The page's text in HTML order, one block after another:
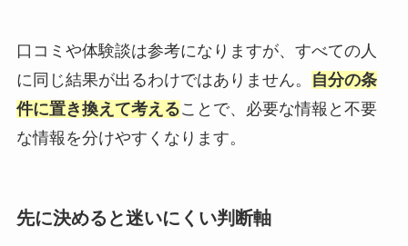
口コミや体験談は参考になりますが、すべての人
に同じ結果が出るわけではありません。
自分の条
件に置き換えて考えることで、必要な情報と不要
な情報を分けやすくなります。
先に決めると迷いにくい判断軸